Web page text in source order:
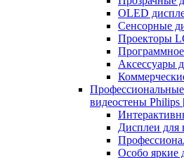
OLED
Сенсорные
Проекторы
Аксессуары
видеостены Philips
Дисплеи для
Особо яркие